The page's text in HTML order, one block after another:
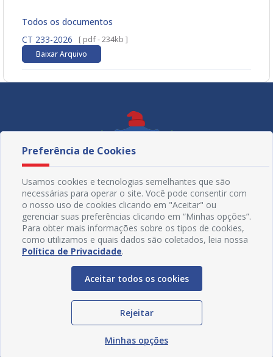
Todos os documentos
CT 233-2026
[ pdf - 234kb ]
Baixar Arquivo
Preferência de Cookies
Usamos cookies e tecnologias semelhantes que são
necessárias para operar o site. Você pode consentir com
o nosso uso de cookies clicando em "Aceitar" ou
gerenciar suas preferências clicando em “Minhas opções”.
Para obter mais informações sobre os tipos de cookies,
como utilizamos e quais dados são coletados, leia nossa
Política de Privacidade.
Aceitar todos os cookies
Rejeitar
Minhas opções